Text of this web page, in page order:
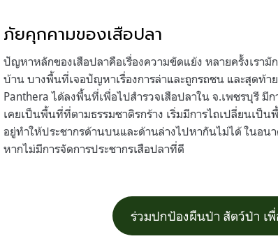
ภัยคุกคามของเสือปลา
ปัญหาหลักของเสือปลาคือเรื่องความขัดแย้ง หลายครั้งเรามั
บ้าน บางพื้นที่เจอปัญหาเรื่องการล่าและถูกรถชน และสุด
Panthera ได้ลงพื้นที่เพื่อไปสำรวจเสือปลาใน จ.เพชรบุรี
เคยเป็นพื้นที่ที่ตามธรรมชาติรกร้าง เริ่มมีการไถเปลี่ยนเ
อยู่ทำให้ประชากรด้านบนและด้านล่างไปหากันไม่ได้ ในอน
หากไม่มีการจัดการประชากรเสือปลาที่ดี
ร่วมปกป้องผืนป่า สัตว์ป่า เ